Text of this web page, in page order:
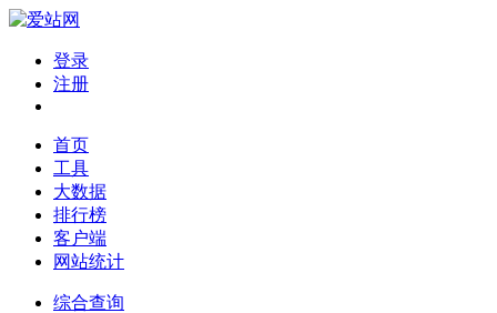
登录
注册
首页
工具
大数据
排行榜
客户端
网站统计
综合查询